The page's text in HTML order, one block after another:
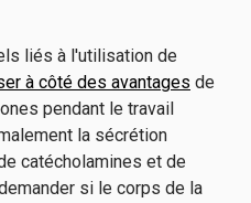
liés à l'utilisation de
à côté des avantages de
pendant le travail
la sécrétion
catécholamines et de
si le corps de la